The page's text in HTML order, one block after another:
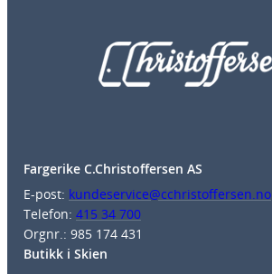
Fargerike C.Christoffersen AS
E-post: kundeservice@cchristoffersen.no
Telefon: 415 34 700
Orgnr.: 985 174 431
Butikk i Skien